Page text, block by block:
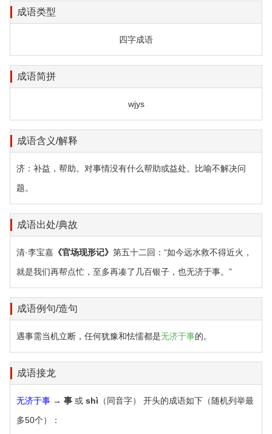
成语类型
四字成语
成语简拼
wjys
成语含义/解释
济：补益，帮助。对事情没有什么帮助或益处。比喻不解决问
题。
成语出处/典故
清·李宝嘉 《官场现形记》 第五十二回：“如今远水救不得近火，
就是我们再帮点忙，至多再凑了几百银子，也无济于事。”
成语例句/造句
遇事需当机立断，任何犹豫和怯懦都是无济于事的。
成语接龙
无济于事 → 事 或 shì （同音字） 开头的成语如下（随机列举最
多50个）：